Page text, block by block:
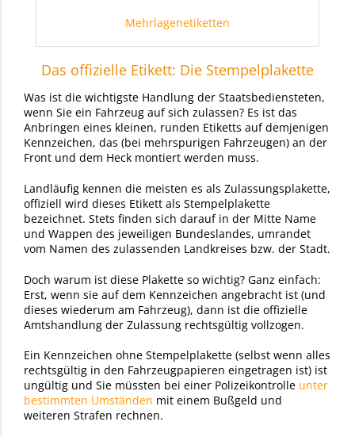
Mehrlagenetiketten
Das offizielle Etikett: Die Stempelplakette
Was ist die wichtigste Handlung der Staatsbediensteten,
wenn Sie ein Fahrzeug auf sich zulassen? Es ist das
Anbringen eines kleinen, runden Etiketts auf demjenigen
Kennzeichen, das (bei mehrspurigen Fahrzeugen) an der
Front und dem Heck montiert werden muss.
Landläufig kennen die meisten es als Zulassungsplakette,
offiziell wird dieses Etikett als Stempelplakette
bezeichnet. Stets finden sich darauf in der Mitte Name
und Wappen des jeweiligen Bundeslandes, umrandet
vom Namen des zulassenden Landkreises bzw. der Stadt.
Doch warum ist diese Plakette so wichtig? Ganz einfach:
Erst, wenn sie auf dem Kennzeichen angebracht ist (und
dieses wiederum am Fahrzeug), dann ist die offizielle
Amtshandlung der Zulassung rechtsgültig vollzogen.
Ein Kennzeichen ohne Stempelplakette (selbst wenn alles
rechtsgültig in den Fahrzeugpapieren eingetragen ist) ist
ungültig und Sie müssten bei einer Polizeikontrolle unter
bestimmten Umständen mit einem Bußgeld und
weiteren Strafen rechnen.